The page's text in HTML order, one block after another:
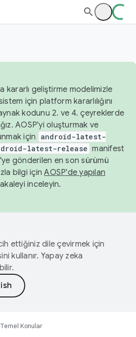
kararlı geliştirme modelimizle
için platform kararlılığını
kodunu 2. ve 4. çeyreklerde
AOSP'yi oluşturmak ve
için
android-latest-
latest-release manifest
gönderilen en son sürümü
bilgi içinAOSP'de yapılan
inceleyin.
ettiğiniz dile çevirmek için
kullanır. Yapay zeka
Temel Konular